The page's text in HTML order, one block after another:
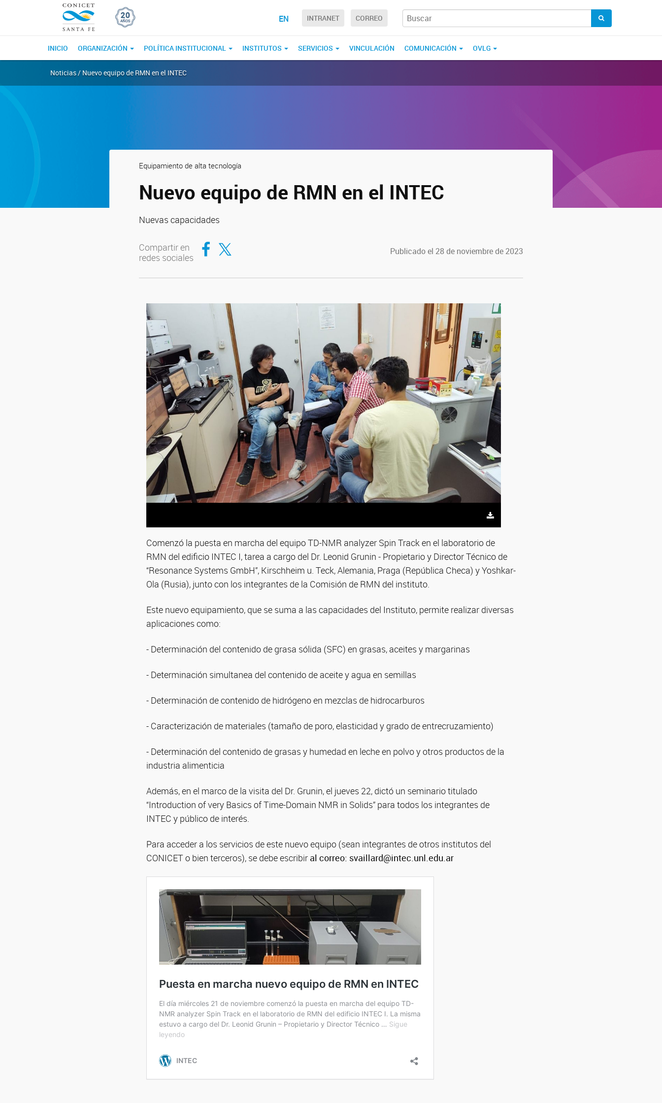
EN INTRANET CORREO
INICIO ORGANIZACIÓN POLÍTICA INSTITUCIONAL INSTITUTOS SERVICIOS VINCULACIÓN COMUNICACIÓN OVLG
Noticias / Nuevo equipo de RMN en el INTEC
Equipamiento de alta tecnología
Nuevo equipo de RMN en el INTEC
Nuevas capacidades
Compartir en
redes sociales
Compartir en Facebook
Compartir en Twitter Publicado el 28 de noviembre de 2023
Comenzó la puesta en marcha del equipo TD-NMR analyzer Spin Track en el laboratorio de
RMN del edificio INTEC I, tarea a cargo del Dr. Leonid Grunin - Propietario y Director Técnico de
“Resonance Systems GmbH”, Kirschheim u. Teck, Alemania, Praga (República Checa) y Yoshkar-
Ola (Rusia), junto con los integrantes de la Comisión de RMN del instituto.
Este nuevo equipamiento, que se suma a las capacidades del Instituto, permite realizar diversas
aplicaciones como:
- Determinación del contenido de grasa sólida (SFC) en grasas, aceites y margarinas
- Determinación simultanea del contenido de aceite y agua en semillas
- Determinación de contenido de hidrógeno en mezclas de hidrocarburos
- Caracterización de materiales (tamaño de poro, elasticidad y grado de entrecruzamiento)
- Determinación del contenido de grasas y humedad en leche en polvo y otros productos de la
industria alimenticia
Además, en el marco de la visita del Dr. Grunin, el jueves 22, dictó un seminario titulado
“Introduction of very Basics of Time-Domain NMR in Solids” para todos los integrantes de
INTEC y público de interés.
Para acceder a los servicios de este nuevo equipo (sean integrantes de otros institutos del
CONICET o bien terceros), se debe escribir al correo: svaillard@intec.unl.edu.ar